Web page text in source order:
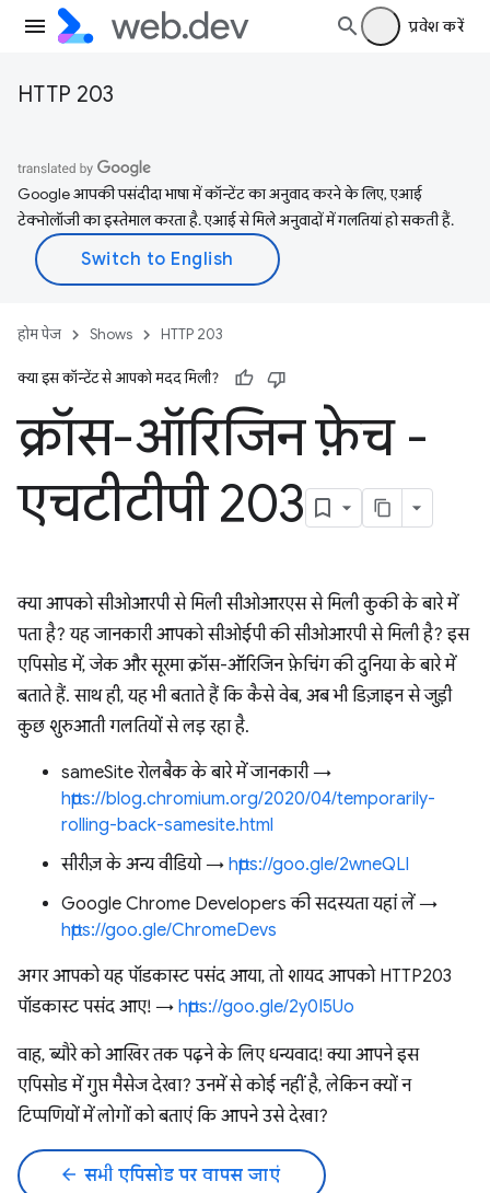
प्रवेश करें
HTTP 203
Google आपकी पसंदीदा भाषा में कॉन्टेंट का अनुवाद करने के लिए, एआई
टेक्नोलॉजी का इस्तेमाल करता है. एआई से मिले अनुवादों में गलतियां हो सकती हैं.
होम पेज Shows HTTP 203
क्या इस कॉन्टेंट से आपको मदद मिली?
क्रॉस-ऑरिजिन फ़ेच -
एचटीटीपी 203
क्या आपको सीओआरपी से मिली सीओआरएस से मिली कुकी के बारे में
पता है? यह जानकारी आपको सीओईपी की सीओआरपी से मिली है? इस
एपिसोड में, जेक और सूरमा क्रॉस-ऑरिजिन फ़ेचिंग की दुनिया के बारे में
बताते हैं. साथ ही, यह भी बताते हैं कि कैसे वेब, अब भी डिज़ाइन से जुड़ी
कुछ शुरुआती गलतियों से लड़ रहा है.
sameSite रोलबैक के बारे में जानकारी →
https://blog.chromium.org/2020/04/temporarily-
rolling-back-samesite.html
सीरीज़ के अन्य वीडियो → https://goo.gle/2wneQLl
Google Chrome Developers की सदस्यता यहां लें →
https://goo.gle/ChromeDevs
अगर आपको यह पॉडकास्ट पसंद आया, तो शायद आपको HTTP203
पॉडकास्ट पसंद आए! → https://goo.gle/2y0I5Uo
वाह, ब्यौरे को आखिर तक पढ़ने के लिए धन्यवाद! क्या आपने इस
एपिसोड में गुप्त मैसेज देखा? उनमें से कोई नहीं है, लेकिन क्यों न
टिप्पणियों में लोगों को बताएं कि आपने उसे देखा?
arrow_back सभी एपिसोड पर वापस जाएं